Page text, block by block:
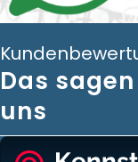
Das
uns